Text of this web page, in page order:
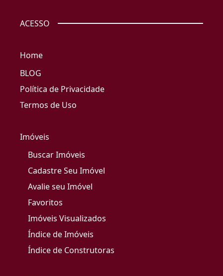
ACESSO
Home
BLOG
Política de Privacidade
Termos de Uso
Imóveis
Buscar Imóveis
Cadastre Seu Imóvel
Avalie seu Imóvel
Favoritos
Imóveis Visualizados
Índice de Imóveis
Índice de Construtoras